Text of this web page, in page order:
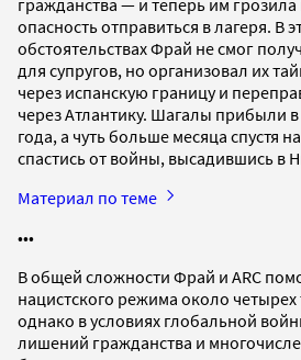
опасность отправиться в лагеря. В
обстоятельствах Фрай не смог
для супругов, но организовал их
через испанскую границу и
через Атлантику. Шагалы прибыли в
года, а чуть больше месяца спустя
спастись от войны, высадившись в
Материал по теме
•••
В общей сложности Фрай и ARC
нацистского режима около четырех
однако в условиях глобальной
лишений гражданства и